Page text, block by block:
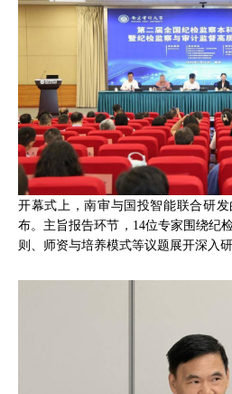
开幕式上，南审与国投智能联合研
布。主旨报告环节，14位专家围绕纪
则、师资与培养模式等议题展开深入研